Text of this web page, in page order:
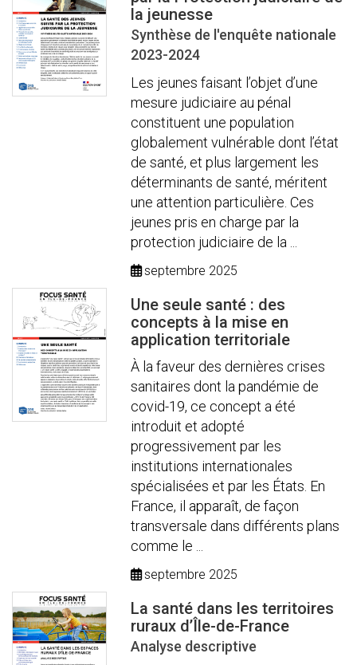
la jeunesse
Synthèse de l'enquête nationale
2023-2024
Les jeunes faisant l’objet d’une
mesure judiciaire au pénal
constituent une population
globalement vulnérable dont l’état
de santé, et plus largement les
déterminants de santé, méritent
une attention particulière. Ces
jeunes pris en charge par la
protection judiciaire de la ...
septembre 2025
Une seule santé : des
concepts à la mise en
application territoriale
À la faveur des dernières crises
sanitaires dont la pandémie de
covid-19, ce concept a été
introduit et adopté
progressivement par les
institutions internationales
spécialisées et par les États. En
France, il apparaît, de façon
transversale dans différents plans
comme le ...
septembre 2025
La santé dans les territoires
ruraux d’Île-de-France
Analyse descriptive